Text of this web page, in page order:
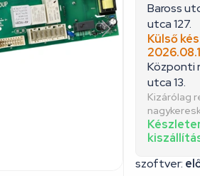
Baross
utca 127.
Külső
Központi
utca 13.
Kizárólag
szoftver: